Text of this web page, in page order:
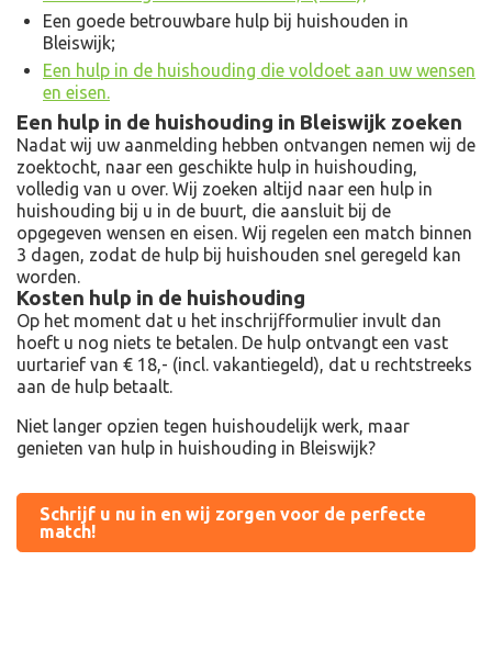
Een goede betrouwbare hulp bij huishouden in
Bleiswijk;
Een hulp in de huishouding die voldoet aan uw wensen
en eisen.
Een hulp in de huishouding in Bleiswijk zoeken
Nadat wij uw aanmelding hebben ontvangen nemen wij de
zoektocht, naar een geschikte hulp in huishouding,
volledig van u over. Wij zoeken altijd naar een hulp in
huishouding bij u in de buurt, die aansluit bij de
opgegeven wensen en eisen. Wij regelen een match binnen
3 dagen, zodat de hulp bij huishouden snel geregeld kan
worden.
Kosten hulp in de huishouding
Op het moment dat u het inschrijfformulier invult dan
hoeft u nog niets te betalen. De hulp ontvangt een vast
uurtarief van € 18,- (incl. vakantiegeld), dat u rechtstreeks
aan de hulp betaalt.
Niet langer opzien tegen huishoudelijk werk, maar
genieten van hulp in huishouding in Bleiswijk?
Schrijf u nu in en wij zorgen voor de perfecte
match!